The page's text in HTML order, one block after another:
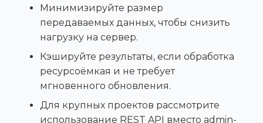
Минимизируйте размер
передаваемых данных, чтобы снизить
нагрузку на сервер.
Кэшируйте результаты, если обработка
ресурсоёмкая и не требует
мгновенного обновления.
Для крупных проектов рассмотрите
использование REST API вместо admin-